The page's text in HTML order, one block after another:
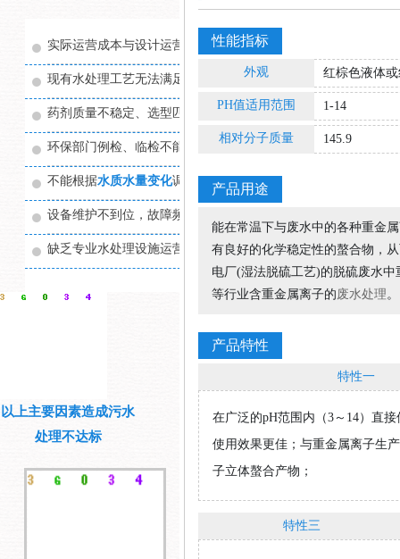
实际运营成本与设计运营成本差距大,企业负担过重
现有水处理工艺无法满足实际处理需求
药剂质量不稳定、选型匹配不合适，处理效果不理想
环保部门例检、临检不能稳定通过，分散大量精力
不能根据水质水量变化调整至最佳运行状态
设备维护不到位，故障频繁，维护成本高，影响系统运行
缺乏专业水处理设施运营管理经验和技术，无法有效控制运营成
以上主要因素造成污水
处理不达标
性能指标
外观 红棕色液体
PH值适用范围 1-14
相对分子质量 145.9
产品用途
能在常温下与废水中的各种重金
有良好的化学稳定性的螯合物，
电厂(湿法脱硫工艺)的脱硫废水
等行业含重金属离子的废水处理
产品特性
特性一
在广泛的pH范围内（3～14）直
使用效果更佳；与重金属离子生
子立体螯合产物；
特性三